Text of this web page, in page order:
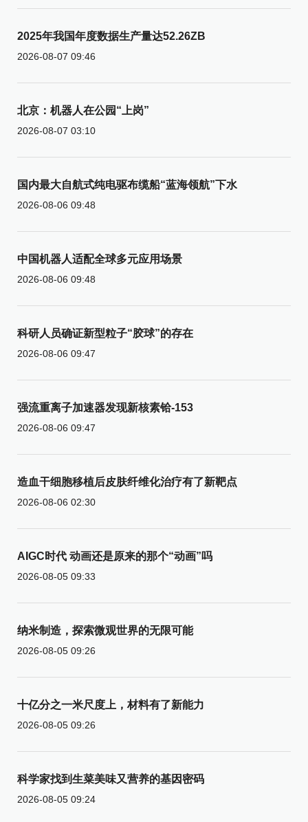
2025年我国年度数据生产量达52.26ZB
2026-08-07 09:46
北京：机器人在公园“上岗”
2026-08-07 03:10
国内最大自航式纯电驱布缆船“蓝海领航”下水
2026-08-06 09:48
中国机器人适配全球多元应用场景
2026-08-06 09:48
科研人员确证新型粒子“胶球”的存在
2026-08-06 09:47
强流重离子加速器发现新核素铪-153
2026-08-06 09:47
造血干细胞移植后皮肤纤维化治疗有了新靶点
2026-08-06 02:30
AIGC时代 动画还是原来的那个“动画”吗
2026-08-05 09:33
纳米制造，探索微观世界的无限可能
2026-08-05 09:26
十亿分之一米尺度上，材料有了新能力
2026-08-05 09:26
科学家找到生菜美味又营养的基因密码
2026-08-05 09:24